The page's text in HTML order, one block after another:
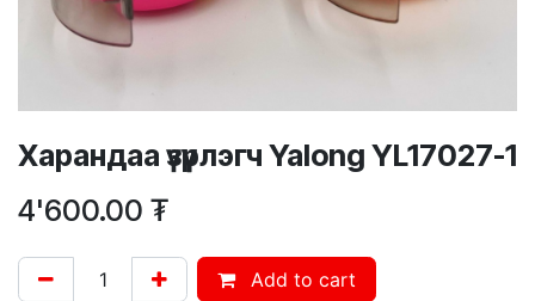
Харандаа үзүүрлэгч Yalong YL17027-1
4'600.00 ₮
Add to cart